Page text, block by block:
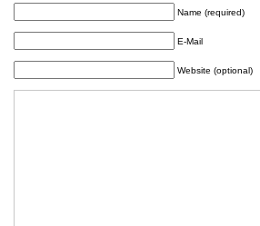
Name (required)
E-Mail
Website (optional)